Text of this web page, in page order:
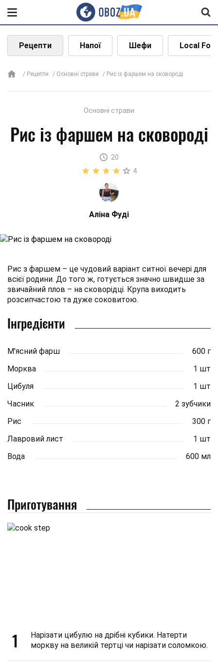
Рецепти Напої Шефи Local
Рецепти Основні страви Рис із фаршем на сковороді
Основні страви
Рис із фаршем на сковороді
20
4
Аліна Фуді
Рис з фаршем – це чудовий варіант ситної вечері для
всієї родини. До того ж, готується значно швидше за
звичайний плов – на сковорідці. Крупа виходить
розсипчастою та дуже соковитою.
Інгредієнти
М'ясний фарш
600 г
Морква
1 шт
Цибуля
1 шт
Часник
2 зубчики
Рис
300 г
Лавровий лист
1 шт
Вода
600 мл
Приготування
1
Нарізати цибулю на дрібні кубики. Натерти
моркву на великій тертці чи нарізати соломкою.